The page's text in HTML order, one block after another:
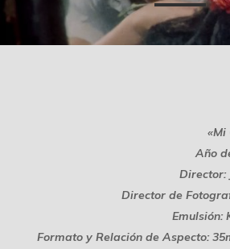
«Mi
Año
Director:
Director de
Emulsión:
Formato y Relación de Aspecto: